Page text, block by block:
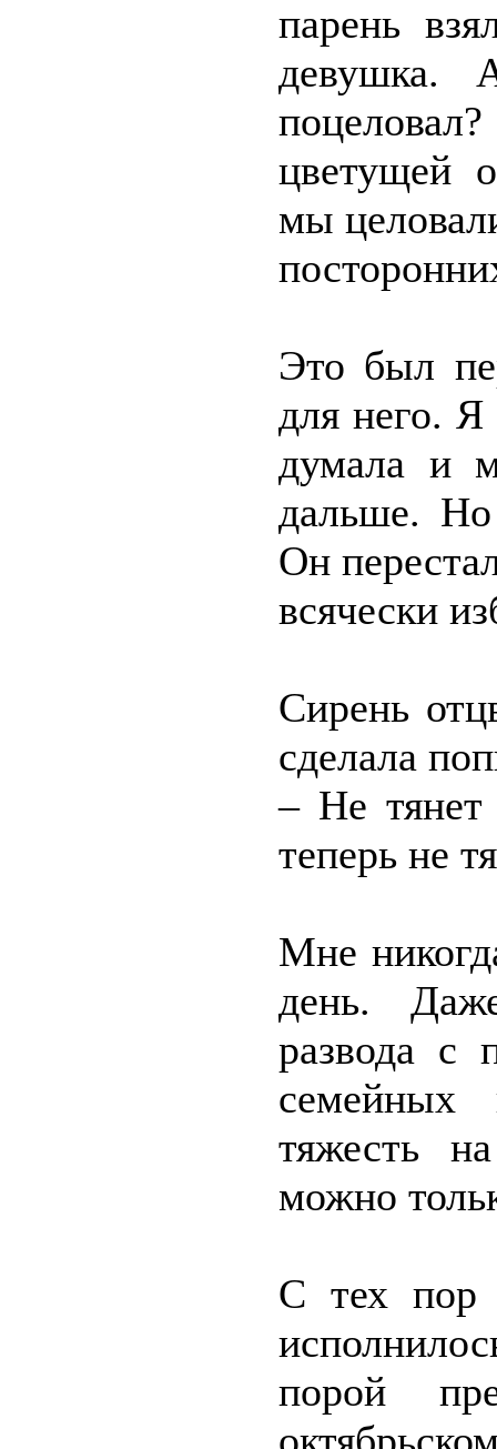
парень
девушка.
цветущей
мы
Это был
для него. Я
думала и
дальше.
Он
всячески
Сирень
сделала
– Не тянет
теперь не
Мне
день.
развода с
семейных
тяжесть
можно
С тех пор
порой